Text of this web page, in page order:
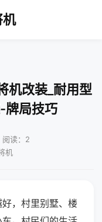
机
机改装_耐用型
牌局技巧
读：2
机
，村里别墅、楼